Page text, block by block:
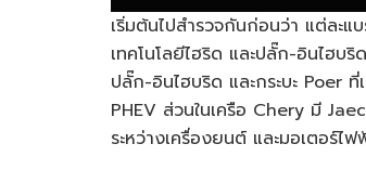
เริ่มต้นไปสำรวจกันก่อนว่า แต่ละ
เทคโนโลยีไฮริด และปลั๊ก-อินไฮบ
ปลั๊ก-อินไฮบริด และกระบะ Poer
PHEV ส่วนในเครือ Chery มี
ระหว่างเครื่องยนต์ และมอเตอร์ไฟ